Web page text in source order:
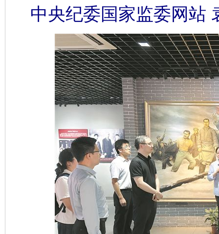
中央纪委国家监委网站